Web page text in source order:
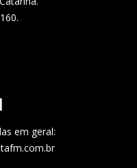
em geral: